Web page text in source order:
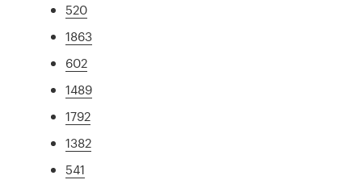
520
1863
602
1489
1792
1382
541